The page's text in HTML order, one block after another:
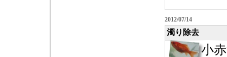
2012/07/14
濁り除去
小